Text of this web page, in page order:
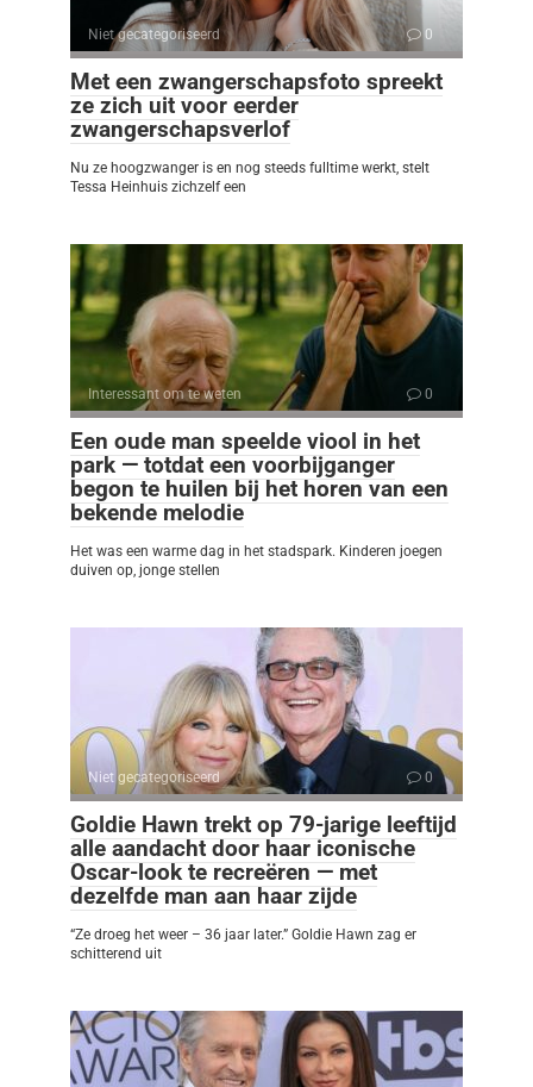
Niet gecategoriseerd 0
Met een zwangerschapsfoto spreekt
ze zich uit voor eerder
zwangerschapsverlof
Nu ze hoogzwanger is en nog steeds fulltime werkt, stelt
Tessa Heinhuis zichzelf een
Interessant om te weten 0
Een oude man speelde viool in het
park — totdat een voorbijganger
begon te huilen bij het horen van een
bekende melodie
Het was een warme dag in het stadspark. Kinderen joegen
duiven op, jonge stellen
Niet gecategoriseerd 0
Goldie Hawn trekt op 79-jarige leeftijd
alle aandacht door haar iconische
Oscar-look te recreëren — met
dezelfde man aan haar zijde
“Ze droeg het weer – 36 jaar later.” Goldie Hawn zag er
schitterend uit